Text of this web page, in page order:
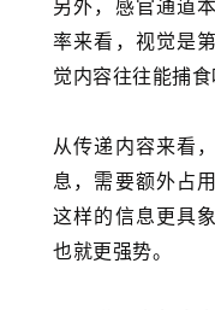
另外，感官通道
率来看，视觉是
觉内容往往能捕食
从传递内容来看
息，需要额外占
这样的信息更具
也就更强势。